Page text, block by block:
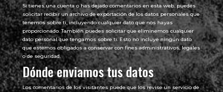
Si tienes una cuenta o has dejado comentarios en esta web, puedes
solicitar recibir un archivo de exportación de los datos personales que
tenemos sobre ti, incluyendo cualquier dato que nos hayas
proporcionado. También puedes solicitar que eliminemos cualquier
dato personal que tengamos sobre ti. Esto no incluye ningún dato
que estemos obligados a conservar con fines administrativos, legales
o de seguridad.
Dónde enviamos tus datos
Los comentarios de los visitantes puede que los revise un servicio de